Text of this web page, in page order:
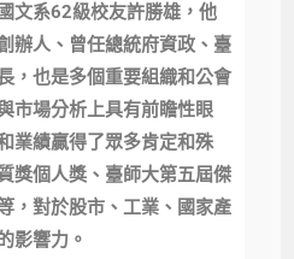
文系62級校友許勝雄，他
辦人、曾任總統府資政、臺
，也是多個重要組織和公會
市場分析上具有前瞻性眼
業績贏得了眾多肯定和殊
獎個人獎、臺師大第五屆傑
，對於股市、工業、國家產
影響力。